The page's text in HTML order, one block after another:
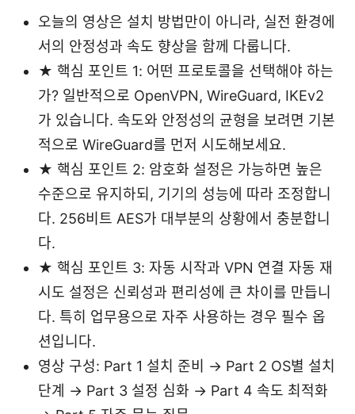
오늘의 영상은 설치 방법만이 아니라, 실전 환경에
서의 안정성과 속도 향상을 함께 다룹니다.
★ 핵심 포인트 1: 어떤 프로토콜을 선택해야 하는
가? 일반적으로 OpenVPN, WireGuard, IKEv2
가 있습니다. 속도와 안정성의 균형을 보려면 기본
적으로 WireGuard를 먼저 시도해보세요.
★ 핵심 포인트 2: 암호화 설정은 가능하면 높은
수준으로 유지하되, 기기의 성능에 따라 조정합니
다. 256비트 AES가 대부분의 상황에서 충분합니
다.
★ 핵심 포인트 3: 자동 시작과 VPN 연결 자동 재
시도 설정은 신뢰성과 편리성에 큰 차이를 만듭니
다. 특히 업무용으로 자주 사용하는 경우 필수 옵
션입니다.
영상 구성: Part 1 설치 준비 → Part 2 OS별 설치
단계 → Part 3 설정 심화 → Part 4 속도 최적화